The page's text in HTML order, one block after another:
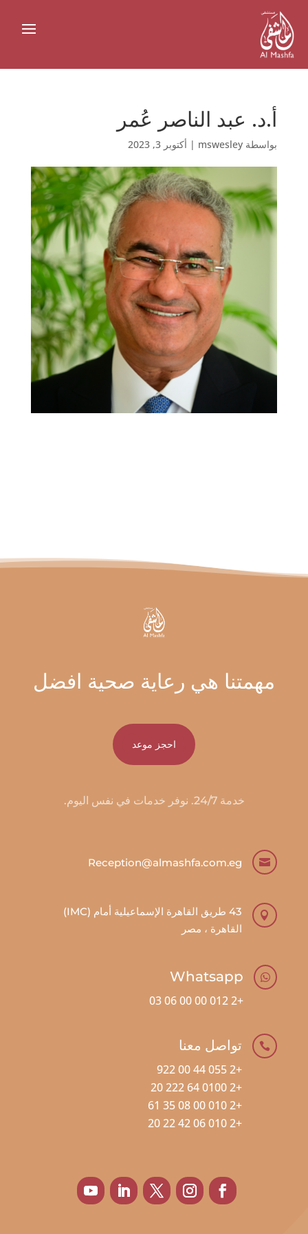
أ.د. عبد الناصر عُمر
بواسطة mswesley
| أكتوبر 3, 2023
مهمتنا هي رعاية صحية افضل
احجز موعد
خدمة 24/7. نوفر خدمات في نفس اليوم.

Reception@almashfa.com.eg

43 طريق القاهرة الإسماعيلية أمام (IMC)
القاهرة ، مصر

Whatsapp
+2 012 00 00 06 03
 تواصل معنا
+2 055 44 00 922
+2 0100 64 222 20
+2 010 00 08 35 61
+2 010 06 42 22 20